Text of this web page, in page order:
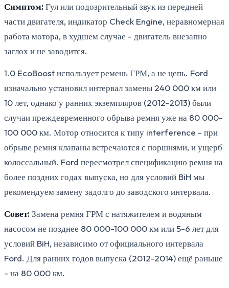
Симптом:Гул или подозрительный звук из передней
части двигателя, индикатор Check Engine, неравномерная
работа мотора, в худшем случае - двигатель внезапно
заглох и не заводится.
1.0 EcoBoost использует ремень ГРМ, а не цепь. Ford
изначально установил интервал замены 240 000 км или
10 лет, однако у ранних экземпляров (2012-2013) были
случаи преждевременного обрыва ремня уже на 80 000-
100 000 км. Мотор относится к типу interference - при
обрыве ремня клапаны встречаются с поршнями, и ущерб
колоссальный. Ford пересмотрел спецификацию ремня на
более поздних годах выпуска, но для условий BiH мы
рекомендуем замену задолго до заводского интервала.
Совет:Замена ремня ГРМ с натяжителем и водяным
насосом не позднее 80 000-100 000 км или 5-6 лет для
условий BiH, независимо от официального интервала
Ford. Для ранних годов выпуска (2012-2014) ещё раньше
- на 80 000 км.